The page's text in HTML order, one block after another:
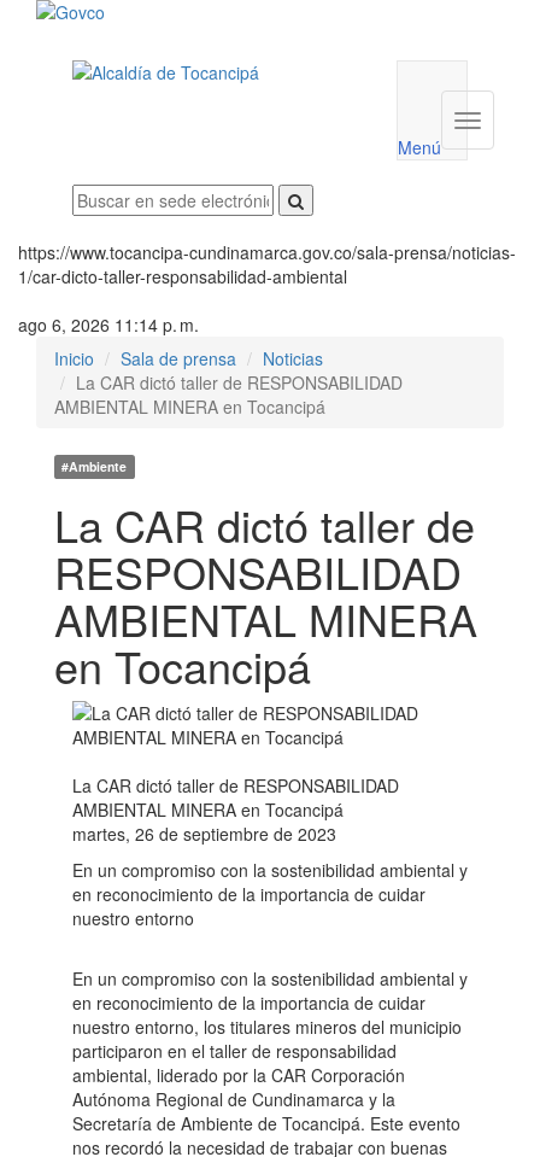
utilidades
Menú
Menú
https://www.tocancipa-cundinamarca.gov.co/sala-prensa/noticias-
1/car-dicto-taller-responsabilidad-ambiental
ago 6, 2026 11:14 p. m.
Inicio
Sala de prensa
Noticias
La CAR dictó taller de RESPONSABILIDAD
AMBIENTAL MINERA en Tocancipá
#Ambiente
La CAR dictó taller de
RESPONSABILIDAD
AMBIENTAL MINERA
en Tocancipá
La CAR dictó taller de RESPONSABILIDAD
AMBIENTAL MINERA en Tocancipá
martes, 26 de septiembre de 2023
En un compromiso con la sostenibilidad ambiental y
en reconocimiento de la importancia de cuidar
nuestro entorno
En un compromiso con la sostenibilidad ambiental y
en reconocimiento de la importancia de cuidar
nuestro entorno, los titulares mineros del municipio
participaron en el taller de responsabilidad
ambiental, liderado por la CAR Corporación
Autónoma Regional de Cundinamarca y la
Secretaría de Ambiente de Tocancipá. Este evento
nos recordó la necesidad de trabajar con buenas